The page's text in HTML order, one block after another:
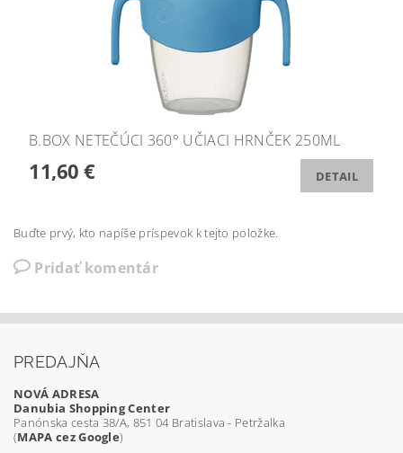
B.BOX NETEČÚCI 360° UČIACI HRNČEK 250ML
11,60 € DETAIL
Buďte prvý, kto napíše príspevok k tejto položke.
Pridať komentár
PREDAJŇA
NOVÁ ADRESA
Danubia Shopping Center
Panónska cesta 38/A, 851 04 Bratislava - Petržalka
(MAPA cez Google)